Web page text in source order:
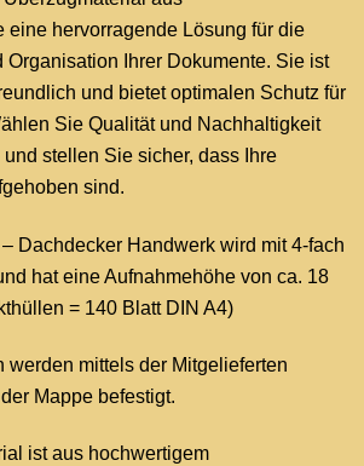
eine hervorragende Lösung für die
Organisation Ihrer Dokumente. Sie ist
und bietet optimalen Schutz für
Sie Qualität und Nachhaltigkeit
stellen Sie sicher, dass Ihre
sind.
Dachdecker Handwerk wird mit 4-fach
hat eine Aufnahmehöhe von ca. 18
= 140 Blatt DIN A4)
werden mittels der Mitgelieferten
Mappe befestigt.
ist aus hochwertigem